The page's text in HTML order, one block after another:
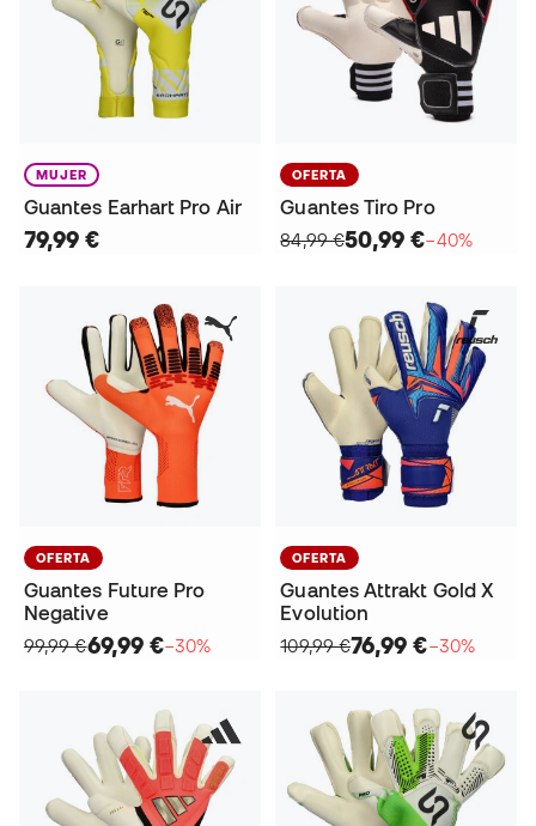
MUJER
Guantes Earhart Pro Air
79,99 €
OFERTA
Guantes Tiro Pro
84,99 €50,99 €−40%
OFERTA
Guantes Future Pro
Negative
99,99 €69,99 €−30%
OFERTA
Guantes Attrakt Gold X
Evolution
109,99 €76,99 €−30%